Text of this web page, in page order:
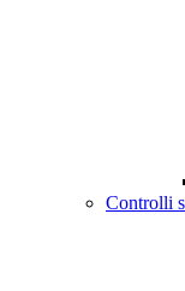
Controlli